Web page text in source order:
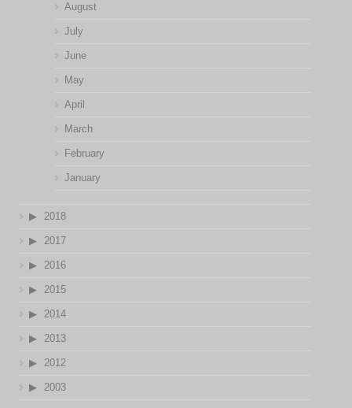
August
July
June
May
April
March
February
January
2018
2017
2016
2015
2014
2013
2012
2003